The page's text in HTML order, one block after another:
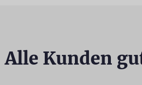
Alle Kunden